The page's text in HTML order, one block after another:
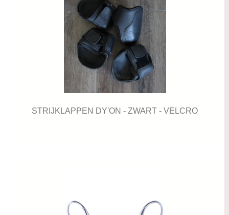
STRIJKLAPPEN DY'ON - ZWART - VELCRO